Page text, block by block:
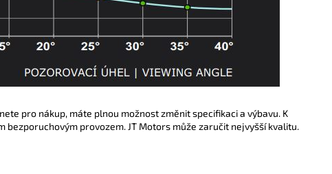
pro nákup, máte plnou možnost změnit specifikaci a výbavu. K
provozem. JT Motors může zaručit nejvyšší kvalitu.